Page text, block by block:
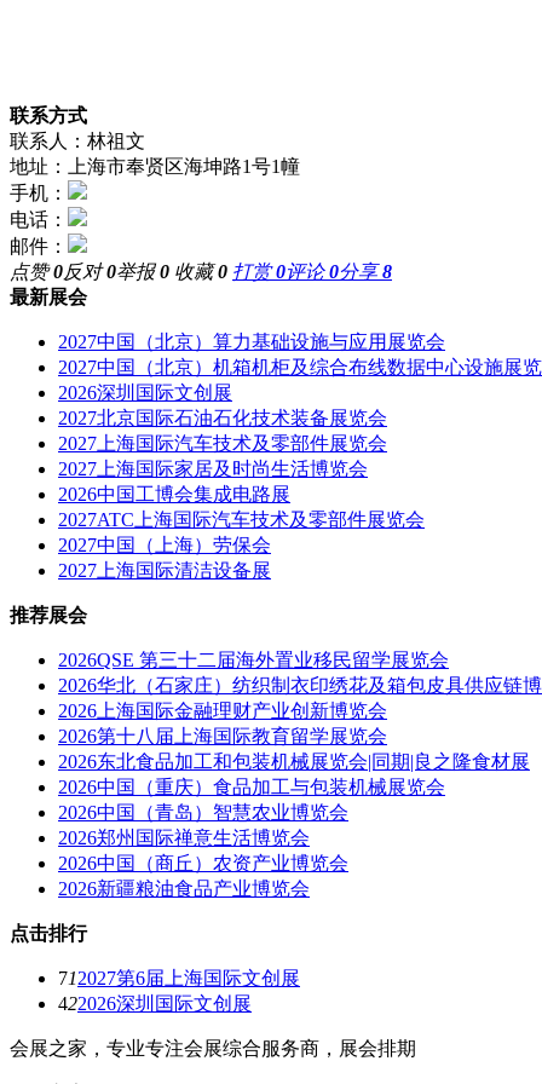
联系方式
联系人：林祖文
地址：上海市奉贤区海坤路1号1幢
手机：
电话：
邮件：
点赞0反对0举报0 收藏0 打赏0评论0分享8
最新展会
2027中国（北京）算力基础设施与应用展览会
2027中国（北京）机箱机柜及综合布线数据中心设施展
2026深圳国际文创展
2027北京国际石油石化技术装备展览会
2027上海国际汽车技术及零部件展览会
2027上海国际家居及时尚生活博览会
2026中国工博会集成电路展
2027ATC上海国际汽车技术及零部件展览会
2027中国（上海）劳保会
2027上海国际清洁设备展
推荐展会
2026QSE 第三十二届海外置业移民留学展览会
2026华北（石家庄）纺织制衣印绣花及箱包皮具供应链
2026上海国际金融理财产业创新博览会
2026第十八届上海国际教育留学展览会
2026东北食品加工和包装机械展览会|同期|良之隆食材展
2026中国（重庆）食品加工与包装机械展览会
2026中国（青岛）智慧农业博览会
2026郑州国际禅意生活博览会
2026中国（商丘）农资产业博览会
2026新疆粮油食品产业博览会
点击排行
712027第6届上海国际文创展
422026深圳国际文创展
会展之家，专业专注会展综合服务商，展会排期